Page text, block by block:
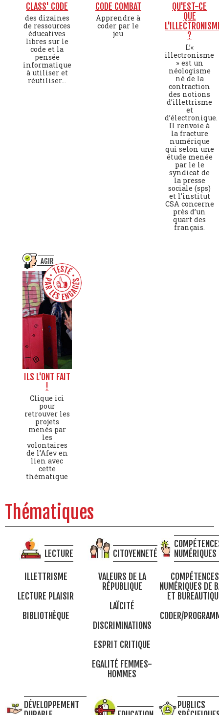
CLASS' CODE
des dizaines
de ressources
éducatives
libres sur le
code et la
pensée
informatique
à utiliser et
réutiliser...
CODE COMBAT
Apprendre à
coder par le
jeu
QU'EST-CE
QUE
?
L’«
illectronisme
» est un
néologisme
né de la
contraction
des notions
d’illettrisme
et
d’électronique.
Il renvoie à
la fracture
numérique
qui selon une
étude menée
par le le
syndicat de
la presse
sociale (sps)
et l’institut
CSA concerne
près d’un
quart des
français.
AGIR
ILS L'ONT FAIT
!
Clique ici
pour
retrouver les
projets
menés par
les
volontaires
de l’Afev en
lien avec
cette
thématique
Thématiques
LECTURE
ILLETTRISME
LECTURE PLAISIR
BIBLIOTHÈQUE
CITOYENNETÉ
VALEURS DE LA
RÉPUBLIQUE
LAÏCITÉ
DISCRIMINATIONS
ESPRIT CRITIQUE
EGALITÉ FEMMES-
HOMMES
NUMÉRIQUES
COMPÉTENCES
NUMÉRIQUES DE
ET
CODER/
DÉVELOPPEMENT
PUBLICS